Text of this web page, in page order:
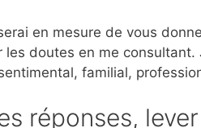
en mesure de vous
doutes en me
familial,
réponses,